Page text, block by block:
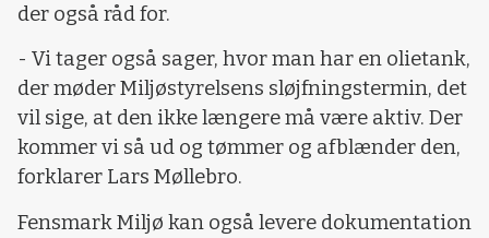
der også råd for.
- Vi tager også sager, hvor man har en olietank,
der møder Miljøstyrelsens sløjfningstermin, det
vil sige, at den ikke længere må være aktiv. Der
kommer vi så ud og tømmer og afblænder den,
forklarer Lars Møllebro.
Fensmark Miljø kan også levere dokumentation